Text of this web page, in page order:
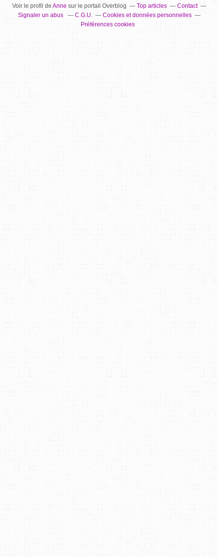
Voir le profil de Annesur le portail Overblog Top articles
Contact
Signaler un abus
C.G.U.
Cookies et données personnelles
Préférences cookies